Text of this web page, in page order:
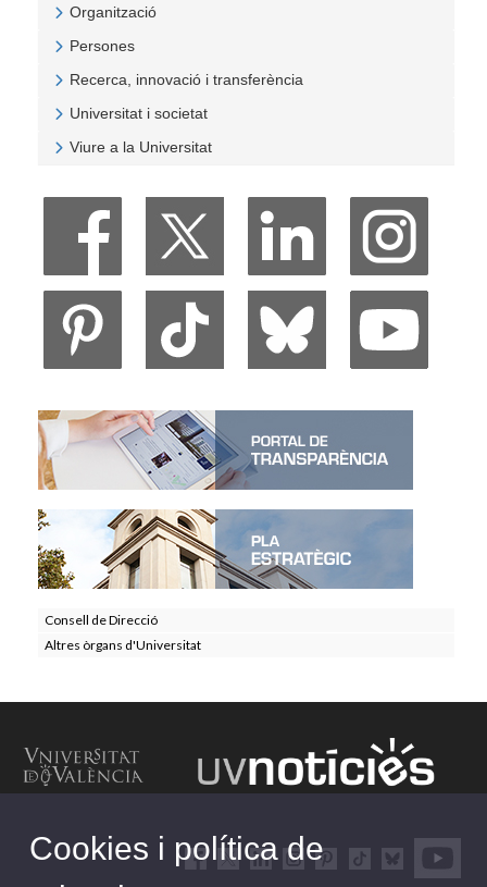
Organització
Persones
Recerca, innovació i transferència
Universitat i societat
Viure a la Universitat
Consell de Direcció
Altres òrgans d'Universitat
Cookies i política de